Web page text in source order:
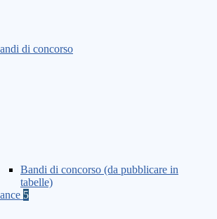
di concorso
Bandi di concorso (da pubblicare in
tabelle)
5